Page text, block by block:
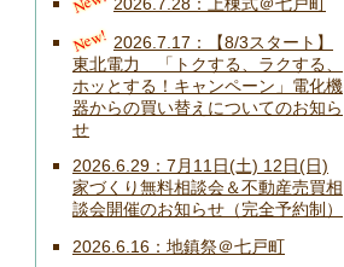
New! 2026.7.17
【8/3スタート】
東北電力 「トクする、ラクする、
ホッとする！キャンペーン」電化機
器からの買い替えについてのお知ら
せ
2026.6.29
7月11日(土) 12日(日)
家づくり無料相談会＆不動産売買相
談会開催のお知らせ（完全予約制）
2026.6.16
地鎮祭＠七戸町